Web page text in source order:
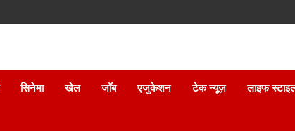
सिनेमा खेल जॉब एजुकेशन टेक न्यूज़ लाइफ